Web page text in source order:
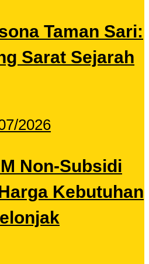
Taman Sari:
Sarat Sejarah
2026
Non-Subsidi
Kebutuhan